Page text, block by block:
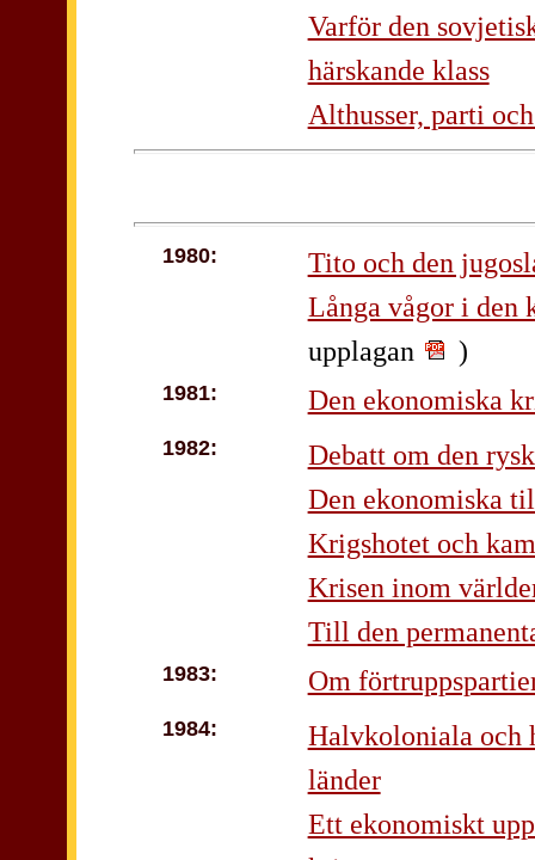
Varför den
härskande klass
Althusser, parti
1980:
Tito och den
Långa vågor i den
upplagan
)
1981: Den ekonomiska
1982:
Debatt om den
Den ekonomiska
Krigshotet och
Krisen inom
Till den
1983: Om
1984:
Halvkoloniala och
länder
Ett ekonomiskt